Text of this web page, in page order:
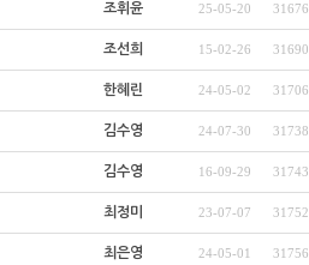
조휘윤 25-05-20 31676
조선희 15-02-26 31690
한혜린 24-05-02 31706
김수영 24-07-30 31738
김수영 16-09-29 31743
최정미 23-07-07 31752
최은영 24-05-01 31756